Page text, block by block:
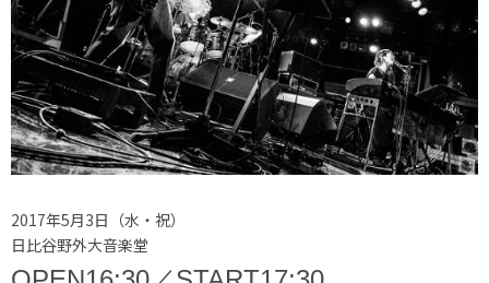
2017年5月3日（水・祝）
日比谷野外大音楽堂